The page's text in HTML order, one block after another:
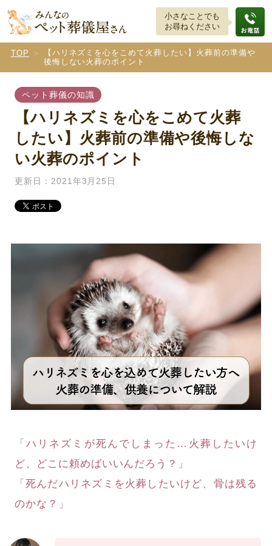
小さなことでも
お尋ねください
TOP
【ハリネズミを心をこめて火葬したい】火葬前の準備や
後悔しない火葬のポイント
ペット葬儀の知識
【ハリネズミを心をこめて火葬
したい】火葬前の準備や後悔しな
い火葬のポイント
更新日：2021年3月25日
「ハリネズミが死んでしまった…火葬したいけ
ど、どこに頼めばいいんだろう？」
「死んだハリネズミを火葬したいけど、骨は残る
のかな？」